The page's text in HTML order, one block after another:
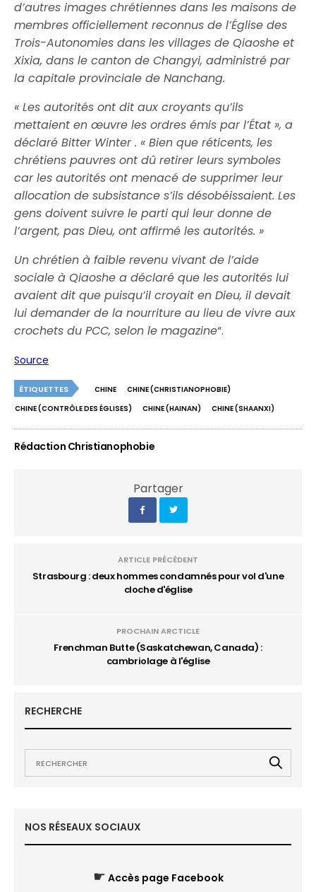
d’autres images chrétiennes dans les maisons de
membres officiellement reconnus de l’Église des
Trois-Autonomies dans les villages de Qiaoshe et
Xixia, dans le canton de Changyi, administré par
la capitale provinciale de Nanchang.
« Les autorités ont dit aux croyants qu’ils
mettaient en œuvre les ordres émis par l’État », a
déclaré Bitter Winter . « Bien que réticents, les
chrétiens pauvres ont dû retirer leurs symboles
car les autorités ont menacé de supprimer leur
allocation de subsistance s’ils désobéissaient. Les
gens doivent suivre le parti qui leur donne de
l’argent, pas Dieu, ont affirmé les autorités. »
Un chrétien à faible revenu vivant de l’aide
sociale à Qiaoshe a déclaré que les autorités lui
avaient dit que puisqu’il croyait en Dieu, il devait
lui demander de la nourriture au lieu de vivre aux
crochets du PCC, selon le magazine“.
Source
ÉTIQUETTES CHINE
CHINE (CHRISTIANOPHOBIE)
CHINE (CONTRÔLE DES ÉGLISES)
CHINE (HAINAN) CHINE (SHAANXI)
Rédaction Christianophobie
Partager
ARTICLE PRÉCÉDENT
Strasbourg : deux hommes condamnés pour vol d'une
cloche d'église
PROCHAIN ARCTICLE
Frenchman Butte (Saskatchewan, Canada) :
cambriolage à l'église
RECHERCHE
NOS RÉSEAUX SOCIAUX
☛ Accès page Facebook